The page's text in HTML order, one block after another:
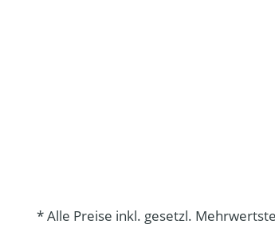
* Alle Preise inkl. gesetzl.